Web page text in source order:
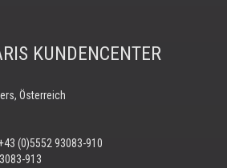
KUNDENCENTER
Österreich
(0)5552 93083-910
913